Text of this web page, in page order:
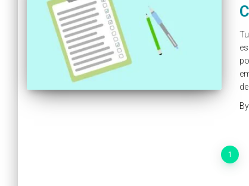
By
1